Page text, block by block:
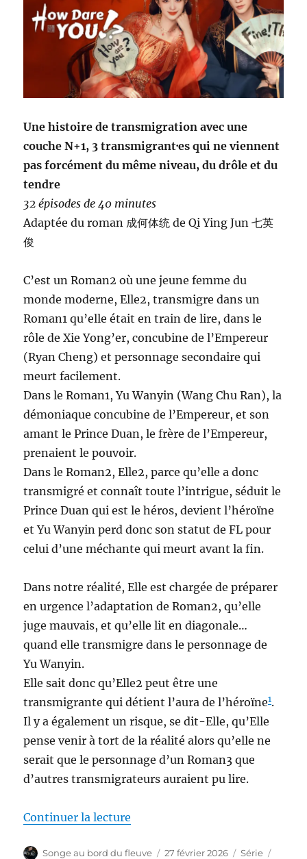
Une histoire de transmigration avec une
couche N+1, 3 transmigrant·es qui ne viennent
pas forcément du même niveau, du drôle et du
tendre
32 épisodes de 40 minutes
Adaptée du roman 成何体统 de Qi Ying Jun 七英
俊
C’est un Roman2 où une jeune femme du
monde moderne, Elle2, transmigre dans un
Roman1 qu’elle était en train de lire, dans le
rôle de Xie Yong’er, concubine de l’Empereur
(Ryan Cheng) et personnage secondaire qui
meurt facilement.
Dans le Roman1, Yu Wanyin (Wang Chu Ran), la
démoniaque concubine de l’Empereur, et son
amant le Prince Duan, le frère de l’Empereur,
prenaient le pouvoir.
Dans le Roman2, Elle2, parce qu’elle a donc
transmigré et connaît toute l’intrigue, séduit le
Prince Duan qui est le héros, devient l’héroïne
et Yu Wanyin perd donc son statut de FL pour
celui d’une méchante qui meurt avant la fin.
Dans notre réalité, Elle est chargée de préparer
en urgence l’adaptation de Roman2, qu’elle
juge mauvais, et qu’elle lit en diagonale…
quand elle transmigre dans le personnage de
Yu Wanyin.
Elle sait donc qu’Elle2 peut être une
transmigrante qui détient l’aura de l’héroïne1.
Il y a également un risque, se dit-Elle, qu’Elle
pense venir à tort de la réalité alors qu’elle ne
serait que le personnage d’un Roman3 que
d’autres transmigrateurs auraient pu lire.
Continuer la lecture
Auteur
Songe au bord du fleuve
Publié
27 février 2026 Catégories
Série